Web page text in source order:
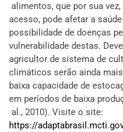
alimentos, que por sua
acesso, pode afetar a
possibilidade de doenças
vulnerabilidade destas.
agricultor de sistema de
climáticos serão ainda
baixa capacidade de
em períodos de baixa
al., 2010). Visite o site:
https://